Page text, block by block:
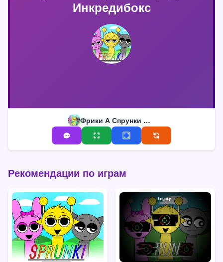
Инкредибокс
Фрики А Спрунки Пародия Инкредибокс
Рекомендации по играм